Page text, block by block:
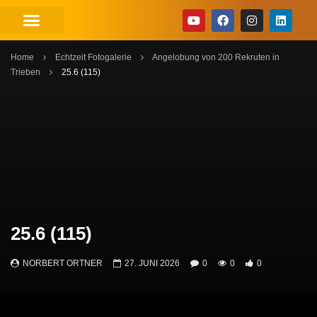
Home Echtzeit Fotogalerie
Angelobung von 200 Rekruten in
Trieben
25.6 (115)
25.6 (115)
NORBERT ORTNER 27. JUNI 2026 0 0 0